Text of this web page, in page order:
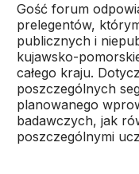
Gość forum
prelegentów,
publicznych i
kujawsko-
całego kraju.
poszczególnych
planowanego
badawczych, jak
poszczególnymi